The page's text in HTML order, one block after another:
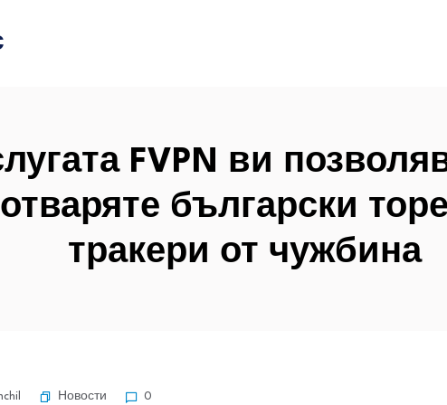
FVPN ви
отваряте български
тракери от чужбина
Новости 0